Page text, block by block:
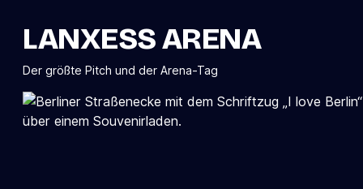
LANXESS ARENA
Der größte Pitch und der Arena-Tag